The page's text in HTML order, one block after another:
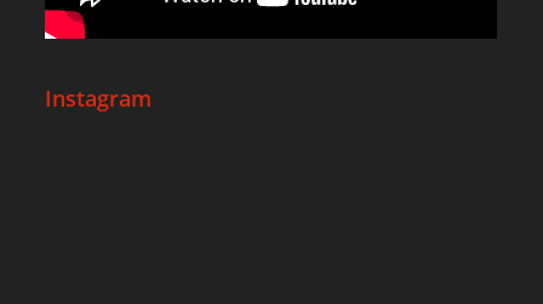
Instagram